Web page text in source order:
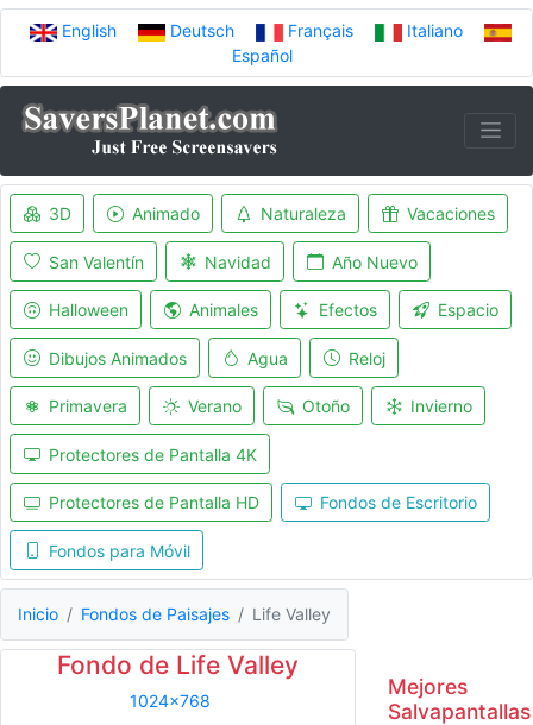
English Deutsch Français
Italiano
Español
3D Animado Naturaleza Vacaciones
San Valentín Navidad Año Nuevo
Halloween Animales Efectos Espacio
Dibujos Animados Agua Reloj
Primavera Verano Otoño Invierno
Protectores de Pantalla 4K
Protectores de Pantalla HD Fondos de Escritorio
Fondos para Móvil
Inicio Fondos de Paisajes Life Valley
Fondo de Life Valley
1024x768
Mejores
Salvapantallas